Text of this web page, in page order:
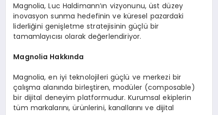
Magnolia, Luc Haldimann’ın vizyonunu, üst düzey
inovasyon sunma hedefinin ve küresel pazardaki
liderliğini genişletme stratejisinin güçlü bir
tamamlayıcısı olarak değerlendiriyor.
Magnolia Hakkında
Magnolia, en iyi teknolojileri güçlü ve merkezi bir
çalışma alanında birleştiren, modüler (composable)
bir dijital deneyim platformudur. Kurumsal ekiplerin
tüm markalarını, ürünlerini, kanallarını ve dijital